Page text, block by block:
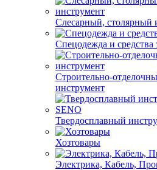
Слесарный, столярный
Спецодежда и
Строительно-
инструмент
Твердосплавный
Хозтовары
Электрика, Кабель,